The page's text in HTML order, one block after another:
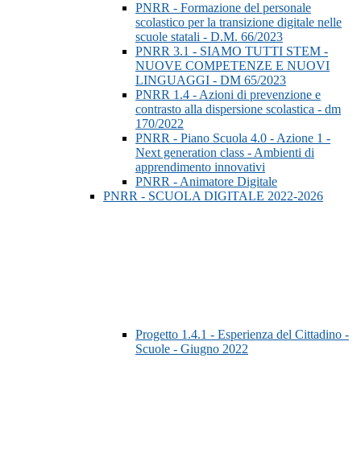
PNRR - Formazione del personale
scolastico per la transizione digitale nelle
scuole statali - D.M. 66/2023
PNRR 3.1 - SIAMO TUTTI STEM -
NUOVE COMPETENZE E NUOVI
LINGUAGGI - DM 65/2023
PNRR 1.4 - Azioni di prevenzione e
contrasto alla dispersione scolastica - dm
170/2022
PNRR - Piano Scuola 4.0 - Azione 1 -
Next generation class - Ambienti di
apprendimento innovativi
PNRR - Animatore Digitale
PNRR - SCUOLA DIGITALE 2022-2026
Progetto 1.4.1 - Esperienza del Cittadino -
Scuole - Giugno 2022